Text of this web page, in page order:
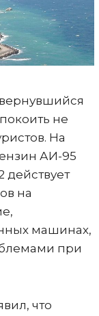
не
На
АИ-95
действует
на
машинах,
при
что